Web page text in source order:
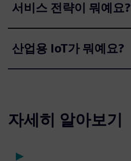
서비스 전략이 뭐예요?
산업용 IoT가 뭐예요?
자세히 알아보기